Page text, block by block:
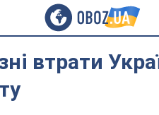
втрати